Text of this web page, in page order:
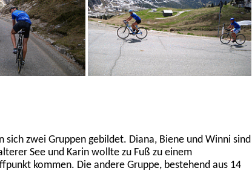
sich zwei Gruppen gebildet. Diana, Biene und Winni sind
See und Karin wollte zu Fuß zu einem
kommen. Die andere Gruppe, bestehend aus 14